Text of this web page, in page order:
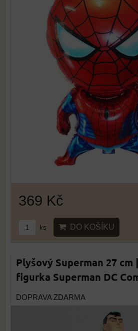
369 Kč
ks DO KOŠÍKU
Plyšový Superman 27 cm
figurka Superman DC
DOPRAVA ZDARMA